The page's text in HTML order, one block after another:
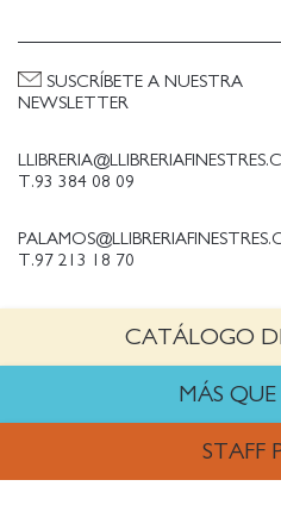
CATÁLOGO
MÁS QUE
STAFF
T.93 384 08 09
T.97 213 18 70
TRABAJA CON NOSOTROS
SUSCRÍBETE A NUESTRA
NEWSLETTER